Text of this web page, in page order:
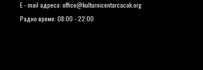
E - mail адреса: office@kulturnicentarcacak.org
Радно време: 08:00 - 22:00